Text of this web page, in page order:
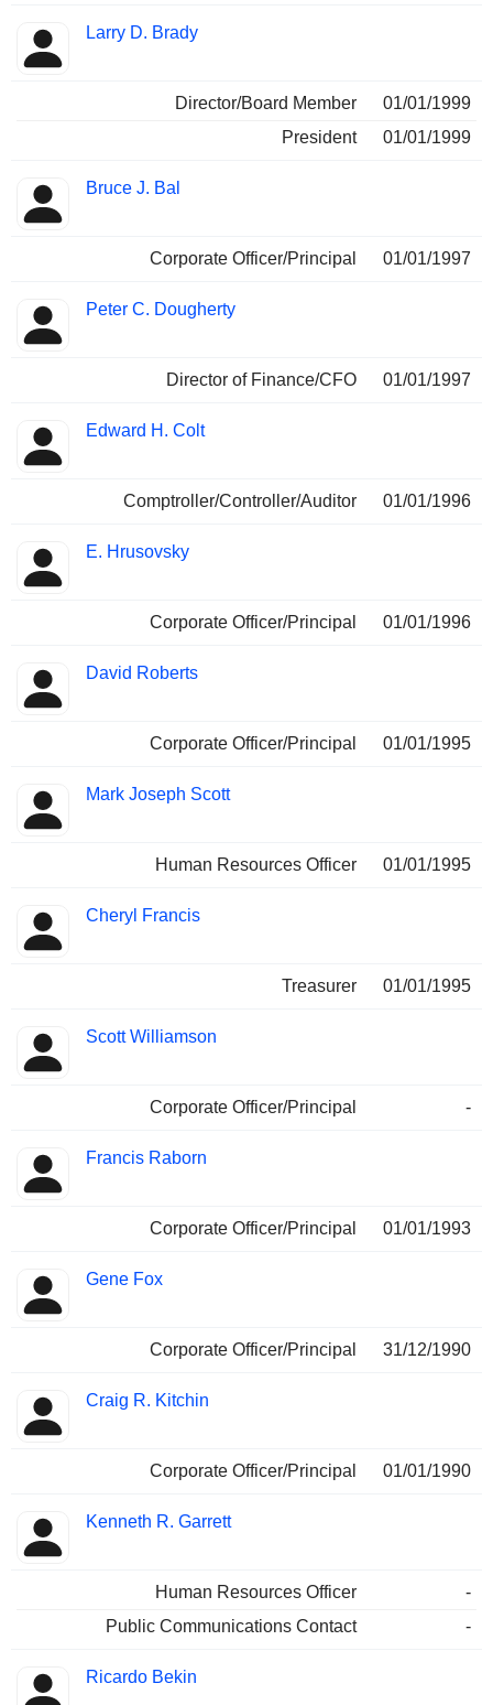
Larry D. Brady
Director/Board Member
01/01/1999
President
01/01/1999
Bruce J. Bal
Corporate Officer/Principal 01/01/1997
Peter C. Dougherty
Director of Finance/CFO 01/01/1997
Edward H. Colt
Comptroller/Controller/Auditor 01/01/1996
E. Hrusovsky
Corporate Officer/Principal 01/01/1996
David Roberts
Corporate Officer/Principal 01/01/1995
Mark Joseph Scott
Human Resources Officer 01/01/1995
Cheryl Francis
Treasurer 01/01/1995
Scott Williamson
Corporate Officer/Principal -
Francis Raborn
Corporate Officer/Principal 01/01/1993
Gene Fox
Corporate Officer/Principal 31/12/1990
Craig R. Kitchin
Corporate Officer/Principal 01/01/1990
Kenneth R. Garrett
Human Resources Officer
-
Public Communications Contact
-
Ricardo Bekin